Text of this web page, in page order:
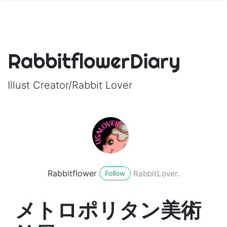
RabbitflowerDiary
Illust Creator/Rabbit Lover
Rabbitflower Follow RabbitLover.
メトロポリタン美術